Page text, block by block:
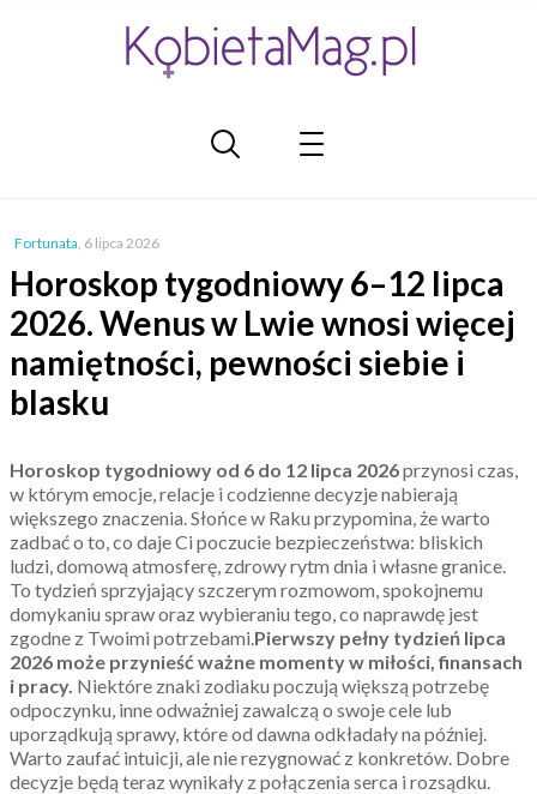
Fortunata, 6 lipca 2026
Horoskop tygodniowy 6–12 lipca
2026. Wenus w Lwie wnosi więcej
namiętności, pewności siebie i
blasku
Horoskop tygodniowy od 6 do 12 lipca 2026przynosi czas,
w którym emocje, relacje i codzienne decyzje nabierają
większego znaczenia. Słońce w Raku przypomina, że warto
zadbać o to, co daje Ci poczucie bezpieczeństwa: bliskich
ludzi, domową atmosferę, zdrowy rytm dnia i własne granice.
To tydzień sprzyjający szczerym rozmowom, spokojnemu
domykaniu spraw oraz wybieraniu tego, co naprawdę jest
zgodne z Twoimi potrzebami.Pierwszy pełny tydzień lipca
2026 może przynieść ważne momenty w miłości, finansach
i pracy. Niektóre znaki zodiaku poczują większą potrzebę
odpoczynku, inne odważniej zawalczą o swoje cele lub
uporządkują sprawy, które od dawna odkładały na później.
Warto zaufać intuicji, ale nie rezygnować z konkretów. Dobre
decyzje będą teraz wynikały z połączenia serca i rozsądku.